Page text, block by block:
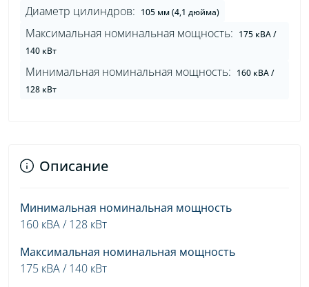
Диаметр цилиндров: 105 мм (4,1 дюйма)
Максимальная номинальная мощность: 175 кВА /
140 кВт
Минимальная номинальная мощность: 160 кВА /
128 кВт
Описание
Минимальная номинальная мощность
160 кВА / 128 кВт
Максимальная номинальная мощность
175 кВА / 140 кВт